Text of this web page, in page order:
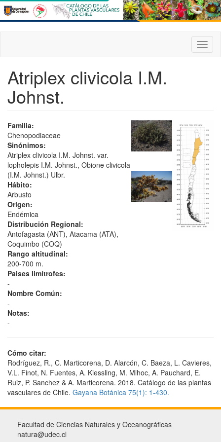
Pasar
al
contenido
principal
Atriplex clivicola I.M.
Johnst.
Familia:
Chenopodiaceae
Sinónimos:
Atriplex clivicola I.M. Johnst. var.
lopholepis I.M. Johnst., Obione clivicola
(I.M. Johnst.) Ulbr.
Hábito:
Arbusto
Origen:
Endémica
Distribución Regional:
Antofagasta (ANT), Atacama (ATA),
Coquimbo (COQ)
Rango altitudinal:
200-700 m.
Paises limítrofes:
-
Nombre Común:
-
Notas:
-
Cómo citar:
Rodríguez, R., C. Marticorena, D. Alarcón, C. Baeza, L. Cavieres,
V.L. Finot, N. Fuentes, A. Kiessling, M. Mihoc, A. Pauchard, E.
Ruiz, P. Sanchez & A. Marticorena. 2018. Catálogo de las plantas
vasculares de Chile. Gayana Botánica 75(1): 1-430.
Facultad de Ciencias Naturales y Oceanográficas
natura@udec.cl